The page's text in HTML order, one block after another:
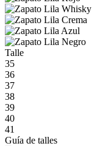
Talle
35
36
37
38
39
40
41
Guía de talles